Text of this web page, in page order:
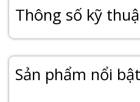
Thông số kỹ
Sản phẩm nổi bật